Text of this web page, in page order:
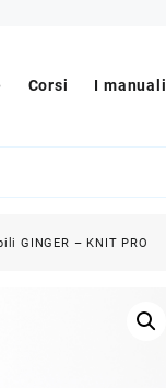
Corsi I manuali
GINGER – KNIT PRO